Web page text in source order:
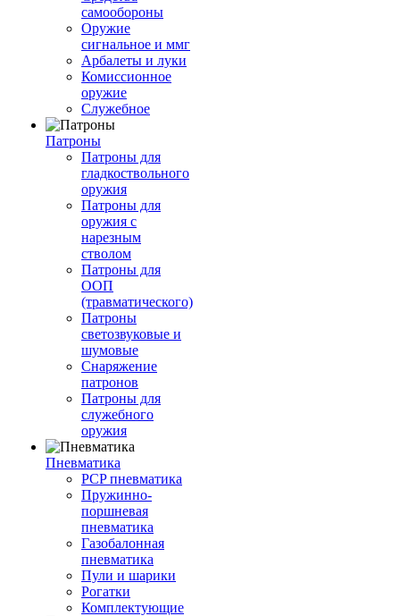
самообороны
Оружие
сигнальное и ммг
Арбалеты и луки
Комиссионное
оружие
Служебное
Патроны
Патроны для
гладкоствольного
оружия
Патроны для
оружия с
нарезным
стволом
Патроны для
ООП
(травматического)
Патроны
светозвуковые и
шумовые
Снаряжение
патронов
Патроны для
служебного
оружия
Пневматика
PCP пневматика
Пружинно-
поршневая
пневматика
Газобалонная
пневматика
Пули и шарики
Рогатки
Комплектующие